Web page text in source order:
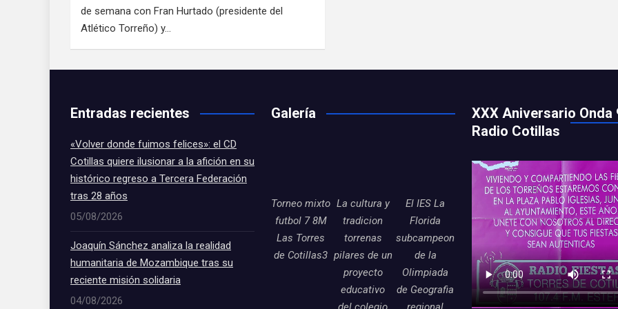
de semana con Fran Hurtado (presidente del
Atlético Torreño) y…
Entradas recientes
«Volver donde fuimos felices»: el CD
Cotillas quiere ilusionar a la afición en su
histórico regreso a Tercera Federación
tras 28 años
05/08/2026
Joaquín Sánchez analiza la realidad
humanitaria de Mozambique tras su
reciente misión solidaria
04/08/2026
Galería
Torneo mixto
futbol 7 8M
Las Torres
de Cotillas3
La cultura y
tradicion
torrenas
pilares de un
proyecto
educativo
El IES La
Florida
subcampeon
de la
Olimpiada
de Geografia
XXX Aniversario Onda
Radio Cotillas